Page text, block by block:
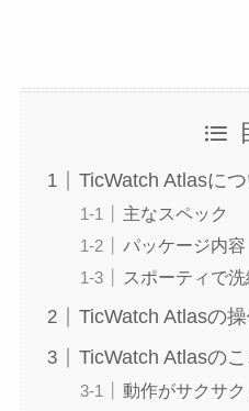
TicWatch Atlasに
主なスペック
パッケージ内容
スポーティで
TicWatch Atlasの
TicWatch Atlasの
動作がサクサ